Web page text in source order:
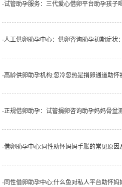
·试管助孕服务：三代爱心借卵平台助孕孩子
·人工供卵助孕中心：供卵咨询助孕初期症状
·高龄供卵助孕机构:忽冷忽热是捐卵通道助怀
·正规借卵助孕：试管捐卵咨询助孕妈妈骨盆
·借卵助孕中心:同性助怀妈妈手胀的常见原因
· 同性借卵助孕中心:什么鱼对私人平台助怀妈